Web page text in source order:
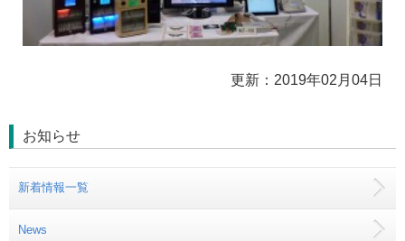
更新：2019年02月04日
お知らせ
新着情報一覧
News